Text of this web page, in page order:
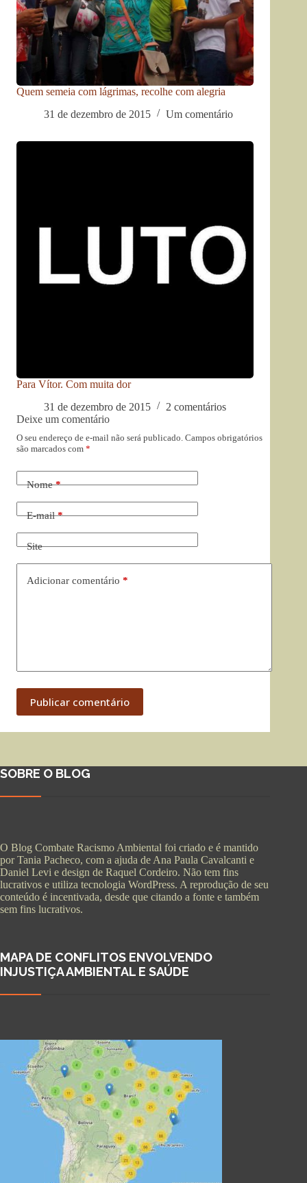
Quem semeia com lágrimas, recolhe com alegria
31 de dezembro de 2015
Um comentário
Para Vítor. Com muita dor
31 de dezembro de 2015
2 comentários
Deixe um comentário
O seu endereço de e-mail não será publicado. Campos obrigatórios
são marcados com *
Nome*
E-mail*
Site
Adicionar comentário *
Publicar comentário
SOBRE O BLOG
O Blog Combate Racismo Ambiental foi criado e é mantido
por Tania Pacheco, com a ajuda de Ana Paula Cavalcanti e
Daniel Levi e design de Raquel Cordeiro. Não tem fins
lucrativos e utiliza tecnologia WordPress. A reprodução de seu
conteúdo é incentivada, desde que citando a fonte e também
sem fins lucrativos.
MAPA DE CONFLITOS ENVOLVENDO
INJUSTIÇA AMBIENTAL E SAÚDE